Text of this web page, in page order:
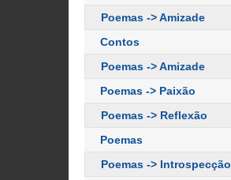
Poemas -> Amizade
Contos
Poemas -> Amizade
Poemas -> Paixão
Poemas -> Reflexão
Poemas
Poemas -> Introspecção